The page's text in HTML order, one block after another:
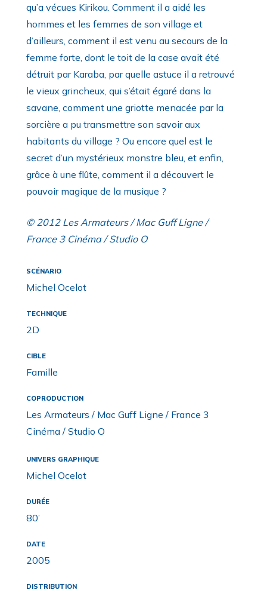
qu’a vécues Kirikou. Comment il a aidé les
hommes et les femmes de son village et
d’ailleurs, comment il est venu au secours de la
femme forte, dont le toit de la case avait été
détruit par Karaba, par quelle astuce il a retrouvé
le vieux grincheux, qui s’était égaré dans la
savane, comment une griotte menacée par la
sorcière a pu transmettre son savoir aux
habitants du village ? Ou encore quel est le
secret d’un mystérieux monstre bleu, et enfin,
grâce à une flûte, comment il a découvert le
pouvoir magique de la musique ?
© 2012 Les Armateurs / Mac Guff Ligne /
France 3 Cinéma / Studio O
SCÉNARIO
Michel Ocelot
TECHNIQUE
2D
CIBLE
Famille
COPRODUCTION
Les Armateurs / Mac Guff Ligne / France 3
Cinéma / Studio O
UNIVERS GRAPHIQUE
Michel Ocelot
DURÉE
80’
DATE
2005
DISTRIBUTION